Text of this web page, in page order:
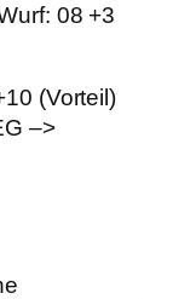
08 +3
(Vorteil)
–>